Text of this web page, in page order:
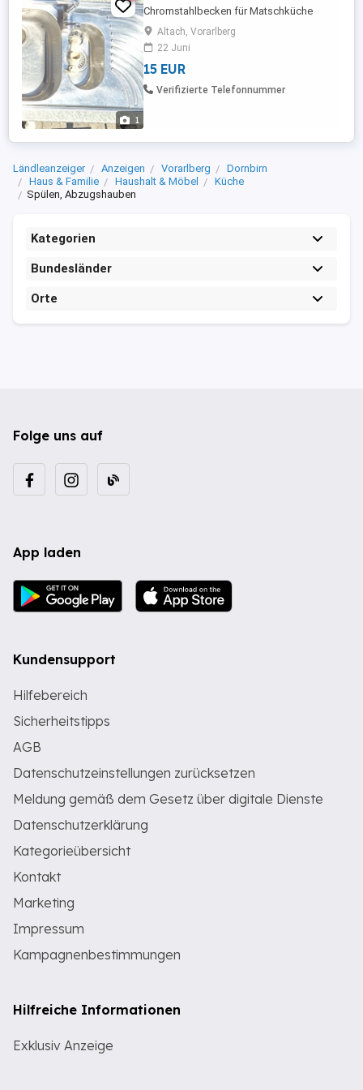
1
Chromstahlbecken für Matschküche
Altach, Vorarlberg
22 Juni
15 EUR
Verifizierte Telefonnummer
Ländleanzeiger Anzeigen Vorarlberg
Dornbirn
Haus & Familie
Haushalt & Möbel
Küche
Spülen, Abzugshauben
Kategorien
Bundesländer
Orte
Folge uns auf
App laden
Kundensupport
Hilfebereich
Sicherheitstipps
AGB
Datenschutzeinstellungen zurücksetzen
Meldung gemäß dem Gesetz über digitale Dienste
Datenschutzerklärung
Kategorieübersicht
Kontakt
Marketing
Impressum
Kampagnenbestimmungen
Hilfreiche Informationen
Exklusiv Anzeige